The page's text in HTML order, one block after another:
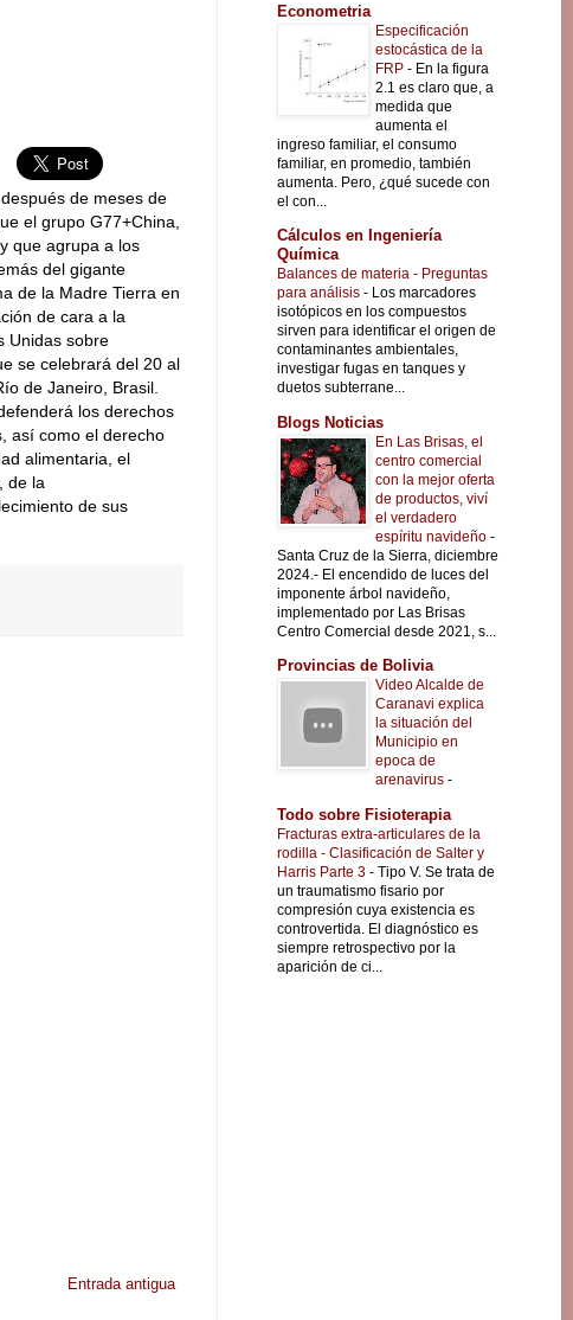
de meses de
el grupo G77+China,
que agrupa a los
del gigante
de la Madre Tierra en
de cara a la
Unidas sobre
se celebrará del 20 al
de Janeiro, Brasil.
los derechos
así como el derecho
alimentaria, el
de la
de sus
Entrada antigua
Econometria
Especificación
estocástica de la
FRP - En la figura
2.1 es claro que, a
medida que
aumenta el
ingreso familiar, el consumo
familiar, en promedio, también
aumenta. Pero, ¿qué sucede con
el con...
Cálculos en Ingeniería
Química
Balances de materia - Preguntas
para análisis - Los marcadores
isotópicos en los compuestos
sirven para identificar el origen de
contaminantes ambientales,
investigar fugas en tanques y
duetos subterrane...
Blogs Noticias
En Las Brisas, el
centro comercial
con la mejor oferta
de productos, viví
el verdadero
espíritu navideño -
Santa Cruz de la Sierra, diciembre
2024.- El encendido de luces del
imponente árbol navideño,
implementado por Las Brisas
Centro Comercial desde 2021, s...
Provincias de Bolivia
Video Alcalde de
Caranavi explica
la situación del
Municipio en
epoca de
arenavirus -
Todo sobre Fisioterapia
Fracturas extra-articulares de la
rodilla - Clasificación de Salter y
Harris Parte 3 - Tipo V. Se trata de
un traumatismo fisario por
compresión cuya existencia es
controvertida. El diagnóstico es
siempre retrospectivo por la
aparición de ci...